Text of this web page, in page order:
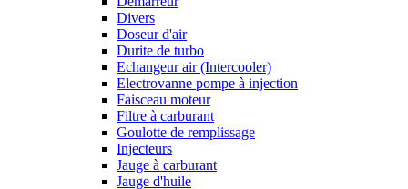
Divers
Doseur d'air
Durite de turbo
Echangeur air (Intercooler)
Electrovanne pompe à injection
Faisceau moteur
Filtre à carburant
Goulotte de remplissage
Injecteurs
Jauge à carburant
Jauge d'huile